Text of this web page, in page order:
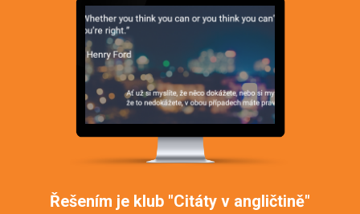
Řešením je klub "Citáty v angličtině"